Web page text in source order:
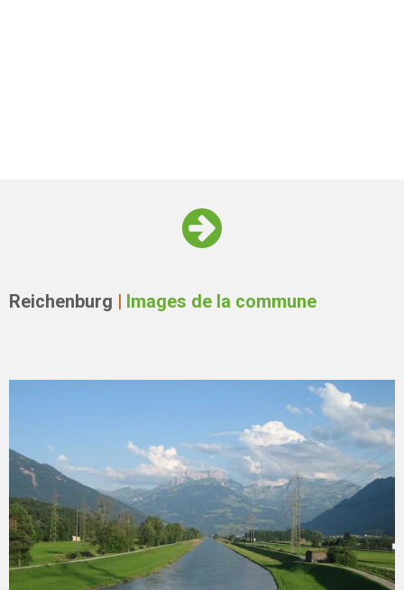
Reichenburg Images de la commune